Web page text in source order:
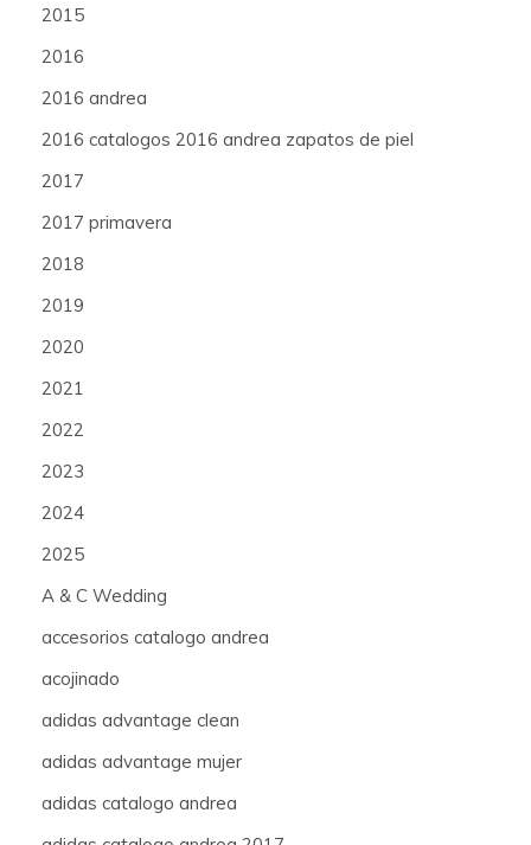
2015
2016
2016 andrea
2016 catalogos 2016 andrea zapatos de piel
2017
2017 primavera
2018
2019
2020
2021
2022
2023
2024
2025
A & C Wedding
accesorios catalogo andrea
acojinado
adidas advantage clean
adidas advantage mujer
adidas catalogo andrea